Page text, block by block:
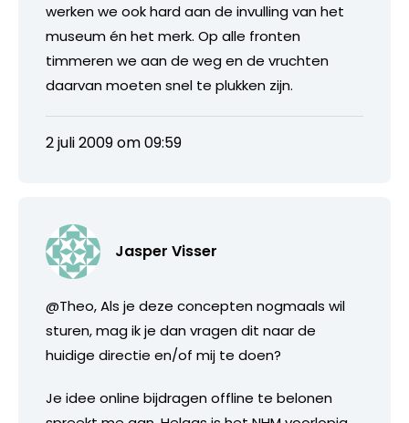
werken we ook hard aan de invulling van het
museum én het merk. Op alle fronten
timmeren we aan de weg en de vruchten
daarvan moeten snel te plukken zijn.
2 juli 2009 om 09:59
Jasper Visser
@Theo, Als je deze concepten nogmaals wil
sturen, mag ik je dan vragen dit naar de
huidige directie en/of mij te doen?
Je idee online bijdragen offline te belonen